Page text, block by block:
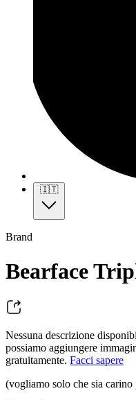
🇮🇹
Brand
Bearface
Nessuna descrizione
possiamo aggiungere
gratuitamente. Facci sapere
(vogliamo solo che sia